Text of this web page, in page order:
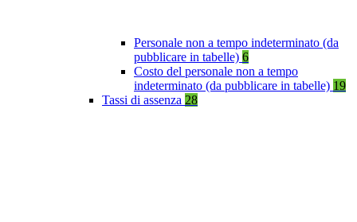
Personale non a tempo indeterminato (da
pubblicare in tabelle) 6
Costo del personale non a tempo
indeterminato (da pubblicare in tabelle) 19
Tassi di assenza 28